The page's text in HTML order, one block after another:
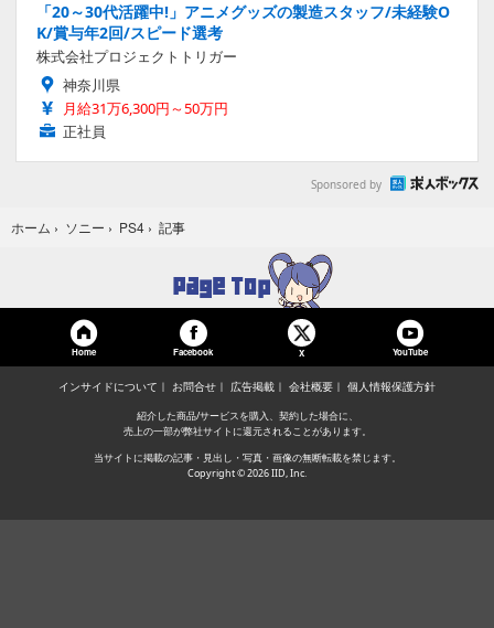
「20～30代活躍中!」アニメグッズの製造スタッフ/未経験O
K/賞与年2回/スピード選考
株式会社プロジェクトトリガー
神奈川県
月給31万6,300円～50万円
正社員
Sponsored by
ホーム › ソニー › PS4 › 記事
Home Facebook X YouTube
インサイドについて お問合せ 広告掲載 会社概要 個人情報保護方針
紹介した商品/サービスを購入、契約した場合に、
売上の一部が弊社サイトに還元されることがあります。
当サイトに掲載の記事・見出し・写真・画像の無断転載を禁じます。
Copyright © 2026 IID, Inc.